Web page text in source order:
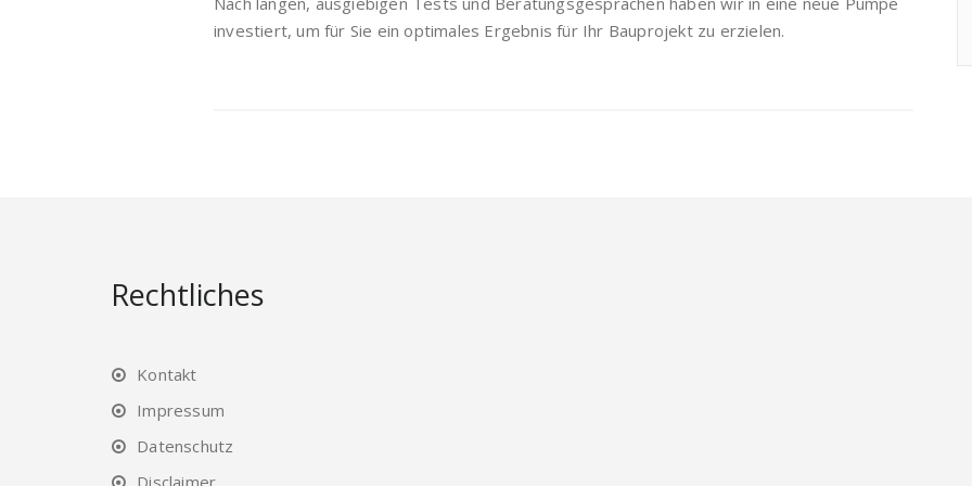
investiert, um für Sie ein optimales Ergebnis für Ihr Bauprojekt zu erzielen.
Rechtliches
Kontakt
Impressum
Datenschutz
Disclaimer